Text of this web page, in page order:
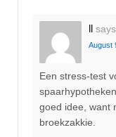
ll
August
Een stress-test
goed idee, want
broekzakkie.